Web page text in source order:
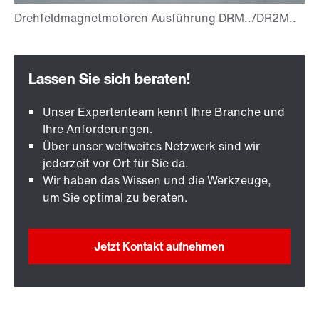
Unser Expertenteam kennt Ihre Branche und
Ihre Anforderungen.
Über unser weltweites Netzwerk sind wir
jederzeit vor Ort für Sie da.
Wir haben das Wissen und die Werkzeuge,
um Sie optimal zu beraten.
Jetzt Kontakt aufnehmen